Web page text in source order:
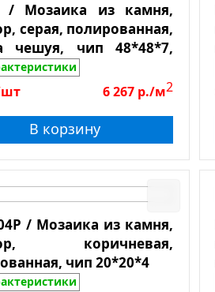
/ Мозаика из камня,
серая, полированная,
чешуя, чип 48*48*7,
6 267 р./м2
В корзину
/ Мозаика из камня,
коричневая,
чип 20*20*4